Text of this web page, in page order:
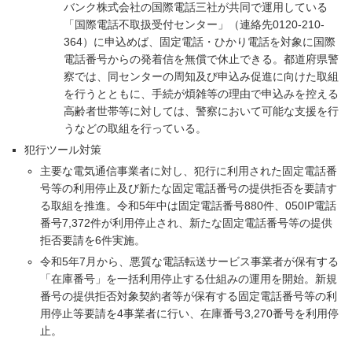
バンク株式会社の国際電話三社が共同で運用している
「国際電話不取扱受付センター」（連絡先0120-210-
364）に申込めば、固定電話・ひかり電話を対象に国際
電話番号からの発着信を無償で休止できる。都道府県警
察では、同センターの周知及び申込み促進に向けた取組
を行うとともに、手続が煩雑等の理由で申込みを控える
高齢者世帯等に対しては、警察において可能な支援を行
うなどの取組を行っている。
犯行ツール対策
主要な電気通信事業者に対し、犯行に利用された固定電話番
号等の利用停止及び新たな固定電話番号の提供拒否を要請す
る取組を推進。令和5年中は固定電話番号880件、050IP電話
番号7,372件が利用停止され、新たな固定電話番号等の提供
拒否要請を6件実施。
令和5年7月から、悪質な電話転送サービス事業者が保有する
「在庫番号」を一括利用停止する仕組みの運用を開始。新規
番号の提供拒否対象契約者等が保有する固定電話番号等の利
用停止等要請を4事業者に行い、在庫番号3,270番号を利用停
止。